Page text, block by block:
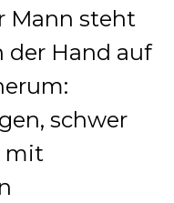
Mann steht
der Hand auf
schwer
mit